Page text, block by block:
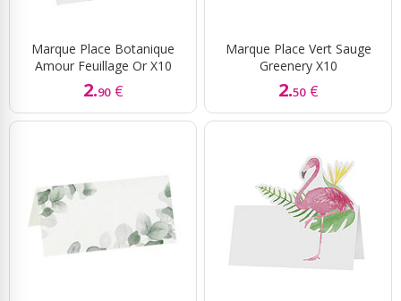
Marque Place Botanique
Amour Feuillage Or X10
2.90 €
Marque Place Vert Sauge
Greenery X10
2.50 €